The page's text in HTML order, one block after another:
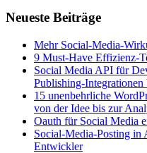
Neueste Beiträge
Mehr Social-Media-
9 Must-Have Effizienz-
Social Media API für
Publishing-Integrationen
15 unenbehrliche
von der Idee bis zur
Oauth für Social Media
Social-Media-Posting in
Entwickler